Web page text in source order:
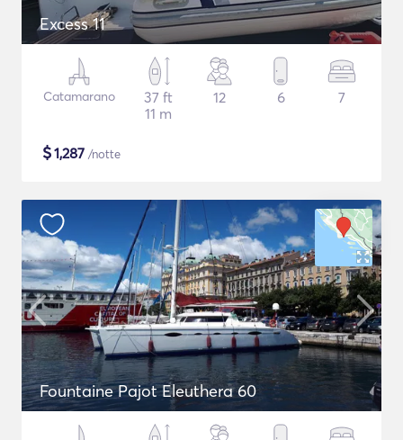
Excess 11
Catamarano
37 ft
11 m
12 6 7
$1,287 /notte
Fountaine Pajot Eleuthera 60